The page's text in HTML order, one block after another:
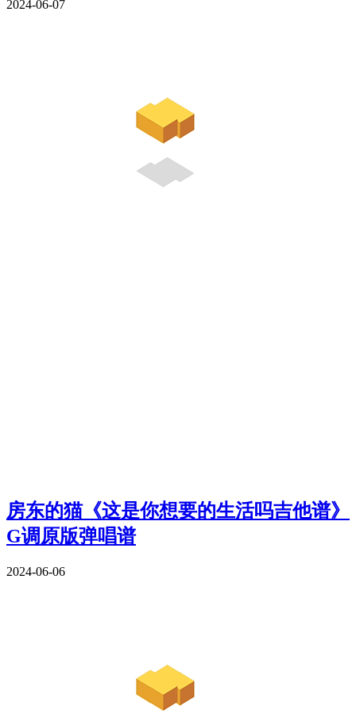
2024-06-07
房东的猫《这是你想要的生活吗吉他谱》
G调原版弹唱谱
2024-06-06